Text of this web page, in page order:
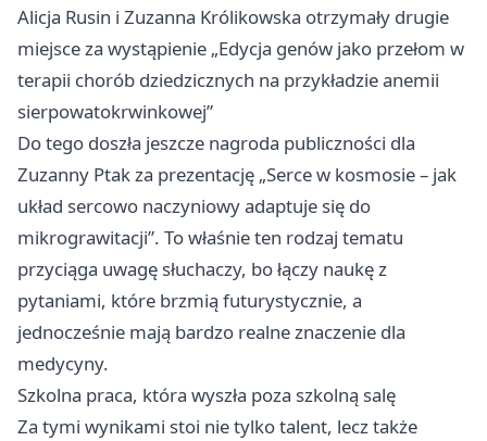
Alicja Rusin i Zuzanna Królikowska otrzymały drugie
miejsce za wystąpienie „Edycja genów jako przełom w
terapii chorób dziedzicznych na przykładzie anemii
sierpowatokrwinkowej”
Do tego doszła jeszcze nagroda publiczności dla
Zuzanny Ptak za prezentację „Serce w kosmosie – jak
układ sercowo naczyniowy adaptuje się do
mikrograwitacji”. To właśnie ten rodzaj tematu
przyciąga uwagę słuchaczy, bo łączy naukę z
pytaniami, które brzmią futurystycznie, a
jednocześnie mają bardzo realne znaczenie dla
medycyny.
Szkolna praca, która wyszła poza szkolną salę
Za tymi wynikami stoi nie tylko talent, lecz także